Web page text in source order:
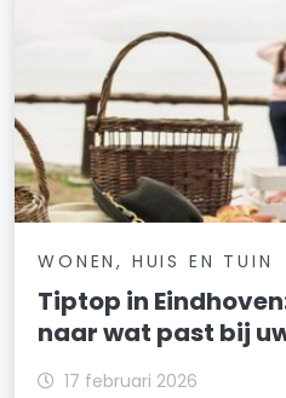
WONEN, HUIS EN TUIN
Tiptop in
naar wat past bij
17 februari 2026